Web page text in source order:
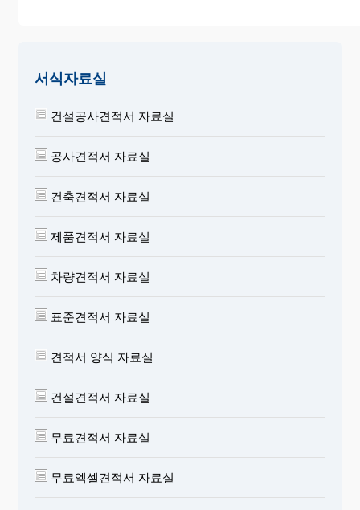
서식자료실
건설공사견적서 자료실
공사견적서 자료실
건축견적서 자료실
제품견적서 자료실
차량견적서 자료실
표준견적서 자료실
견적서 양식 자료실
건설견적서 자료실
무료견적서 자료실
무료엑셀견적서 자료실